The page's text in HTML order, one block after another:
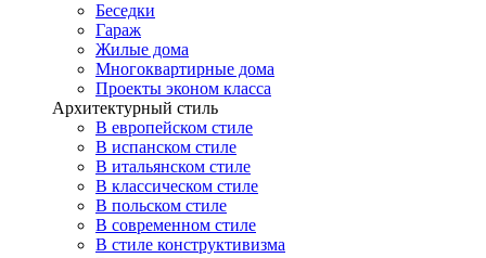
Беседки
Гараж
Жилые дома
Многоквартирные дома
Проекты эконом класса
Архитектурный стиль
В европейском стиле
В испанском стиле
В итальянском стиле
В классическом стиле
В польском стиле
В современном стиле
В стиле конструктивизма